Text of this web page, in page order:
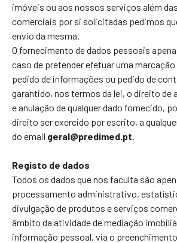
imóveis ou aos nossos serviços além
comerciais por si solicitadas pedimos
envio da mesma.
O fornecimento de dados pessoais
caso de pretender efetuar uma
pedido de informações ou pedido de
garantido, nos termos da lei, o direito de
e anulação de qualquer dado fornecido,
direito ser exercido por escrito, a
do email geral@predimed.pt.
Registo de dados
Todos os dados que nos faculta são
processamento administrativo,
divulgação de produtos e serviços
âmbito da atividade de mediação
informação pessoal, via o